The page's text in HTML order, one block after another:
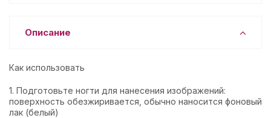
Описание
Как использовать
1. Подготовьте ногти для нанесения изображений:
поверхность обезжиривается, обычно наносится фоновый
лак (белый)